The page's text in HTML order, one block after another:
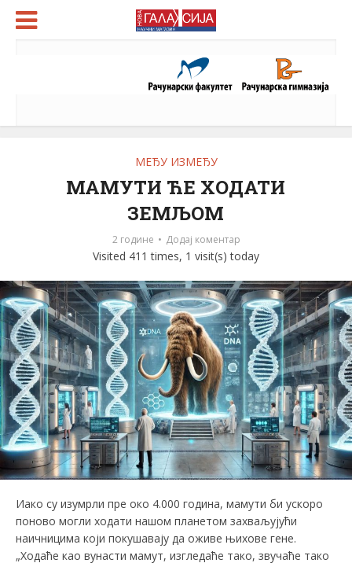
МЕЂУ ИЗМЕЂУ
МАМУТИ ЋЕ ХОДАТИ
ЗЕМЉОМ
2 године Додај коментар
Visited 411 times, 1 visit(s) today
Иако су изумрли пре око 4.000 година, мамути би ускоро
поново могли ходати нашом планетом захваљујући
наичницима који покушавају да оживе њихове гене.
„Ходаће као вунасти мамут, изгледаће тако, звучаће тако